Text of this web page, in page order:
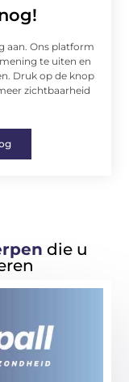
aan. Ons platform
te uiten en
Druk op de knop
zichtbaarheid
die u